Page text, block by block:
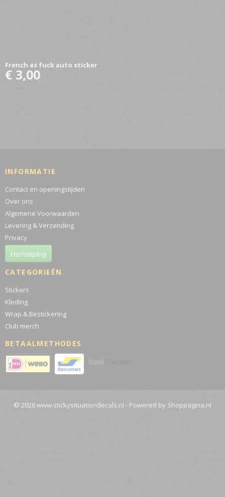
French as fuck auto sticker
€ 3,00
INFORMATIE
Contact en openingstijden
Over ons
Algemene Voorwaarden
Levering & Verzending
Privacy
Herroeping
CATEGORIEËN
Stickers
Kleding
Wrap & Bestickering
Club merch
BETAALMETHODES
© 2026 www.stickysituationdecals.nl - Powered by Shoppagina.nl